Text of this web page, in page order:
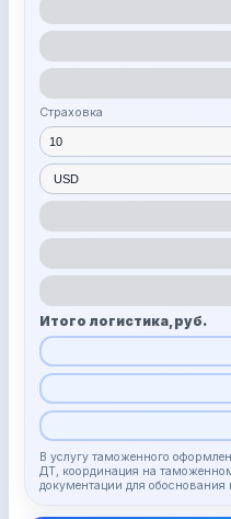
Страховка
Итого логистика, руб.
В услугу таможенного
ДТ, координация на
документации для